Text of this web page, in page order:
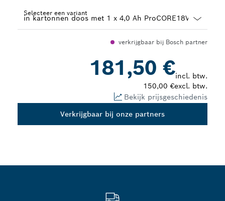
Selecteer een variant
verkrijgbaar bij Bosch partner
181,50 €incl. btw.
150,00 €excl. btw.
Bekijk prijsgeschiedenis
Verkrijgbaar bij onze partners